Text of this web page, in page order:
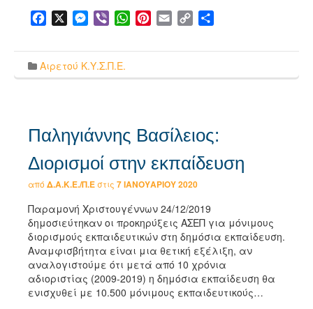
Facebook Messenger
Viber WhatsApp
Pinterest
Email Copy
Αιρετού Κ.Υ.Σ.Π.Ε.
Παληγιάννης Βασίλειος:
Διορισμοί στην εκπαίδευση
από Δ.Α.Κ.Ε./Π.Εστις 7 ΙΑΝΟΥΑΡΊΟΥ 2020
Παραμονή Χριστουγέννων 24/12/2019
δημοσιεύτηκαν οι προκηρύξεις ΑΣΕΠ για μόνιμους
διορισμούς εκπαιδευτικών στη δημόσια εκπαίδευση.
Αναμφισβήτητα είναι μια θετική εξέλιξη, αν
αναλογιστούμε ότι μετά από 10 χρόνια
αδιοριστίας (2009-2019) η δημόσια εκπαίδευση θα
ενισχυθεί με 10.500 μόνιμους εκπαιδευτικούς…